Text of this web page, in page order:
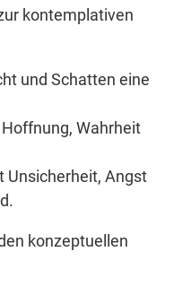
kontemplativen
und Schatten eine
Wahrheit
Unsicherheit, Angst
konzeptuellen